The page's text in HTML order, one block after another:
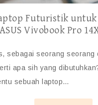
Futuristik untuk
Vivobook Pro
sebagai seorang seorang
apa sih yang
sebuah laptop…